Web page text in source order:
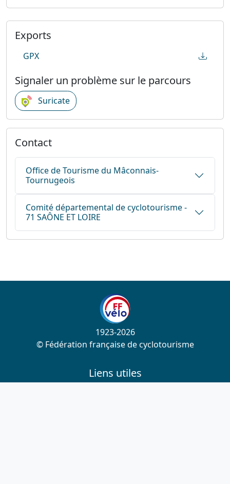
Exports
GPX
Signaler un problème sur le parcours
Suricate
Contact
Office de Tourisme du Mâconnais-
Tournugeois
Comité départemental de cyclotourisme -
71 SAÔNE ET LOIRE
1923-2026
© Fédération française de cyclotourisme
Liens utiles